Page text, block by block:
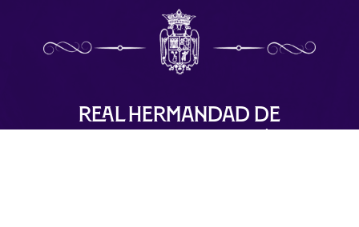
Real Hermandad de